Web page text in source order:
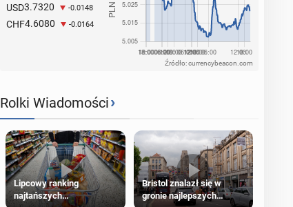
USD3.7320 -0.0148
CHF4.6080 -0.0164
Źródło: currencybeacon.com
Rolki Wiadomości›
Lipcowy ranking
najtańszych
Bristol znalazł się w
gronie najlepszych